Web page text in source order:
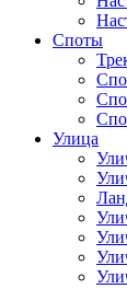
Споты
Улица